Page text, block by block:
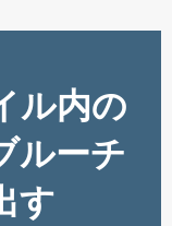
ル内の
ルーチ
す